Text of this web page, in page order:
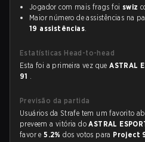
Jogador com mais frags foi swiz
Maior número de assistências na
19 assistências.
Estatísticas Head-to-head
Esta foi a primeira vez queASTRAL
91 .
Previsão da partida
Usuários da Strafe tem um favorito
preveem a vitória doASTRAL
favor e5.2%dos votos para Project